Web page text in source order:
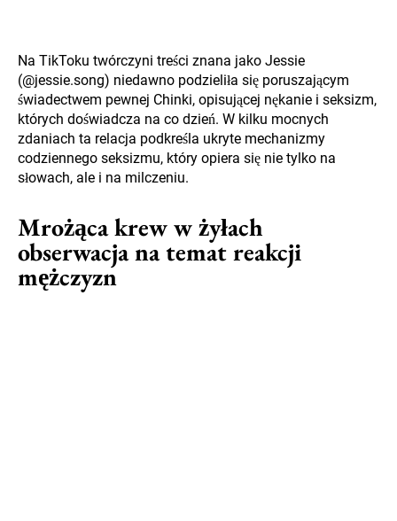
Na TikToku twórczyni treści znana jako Jessie
(@jessie.song) niedawno podzieliła się poruszającym
świadectwem pewnej Chinki, opisującej nękanie i seksizm,
których doświadcza na co dzień. W kilku mocnych
zdaniach ta relacja podkreśla ukryte mechanizmy
codziennego seksizmu, który opiera się nie tylko na
słowach, ale i na milczeniu.
Mrożąca krew w żyłach
obserwacja na temat reakcji
mężczyzn